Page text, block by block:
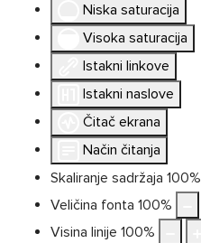
Niska saturacija
Visoka saturacija
Istakni linkove
Istakni naslove
Čitač ekrana
Način čitanja
Skaliranje sadržaja 100%
Veličina fonta 100%
Visina linije 100%